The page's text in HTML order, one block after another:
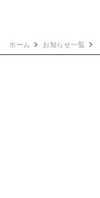
ホーム お知らせ一覧